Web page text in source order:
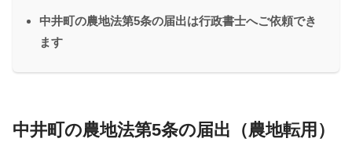
中井町の農地法第5条の届出は行政書士へご依頼でき
ます
中井町の農地法第5条の届出（農地転用）